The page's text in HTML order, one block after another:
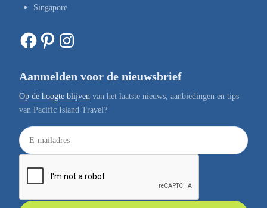
Singapore
Facebook Pinterest Instagram
Aanmelden voor de nieuwsbrief
Op de hoogte blijven van het laatste nieuws, aanbiedingen en tips
van Pacific Island Travel?
E
-